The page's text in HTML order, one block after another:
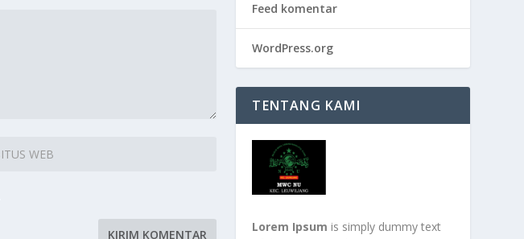
Feed komentar
WordPress.org
TENTANG KAMI
Lorem Ipsum is simply dummy text